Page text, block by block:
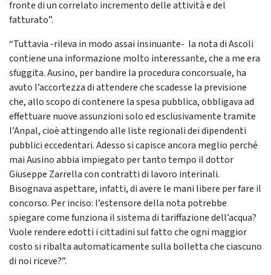
fronte di un correlato incremento delle attività e del
fatturato”.
“Tuttavia -rileva in modo assai insinuante- la nota di Ascoli
contiene una informazione molto interessante, che a me era
sfuggita. Ausino, per bandire la procedura concorsuale, ha
avuto l’accortezza di attendere che scadesse la previsione
che, allo scopo di contenere la spesa pubblica, obbligava ad
effettuare nuove assunzioni solo ed esclusivamente tramite
l’Anpal, cioè attingendo alle liste regionali dei dipendenti
pubblici eccedentari. Adesso si capisce ancora meglio perché
mai Ausino abbia impiegato per tanto tempo il dottor
Giuseppe Zarrella con contratti di lavoro interinali.
Bisognava aspettare, infatti, di avere le mani libere per fare il
concorso. Per inciso: l’estensore della nota potrebbe
spiegare come funziona il sistema di tariffazione dell’acqua?
Vuole rendere edotti i cittadini sul fatto che ogni maggior
costo si ribalta automaticamente sulla bolletta che ciascuno
di noi riceve?”.